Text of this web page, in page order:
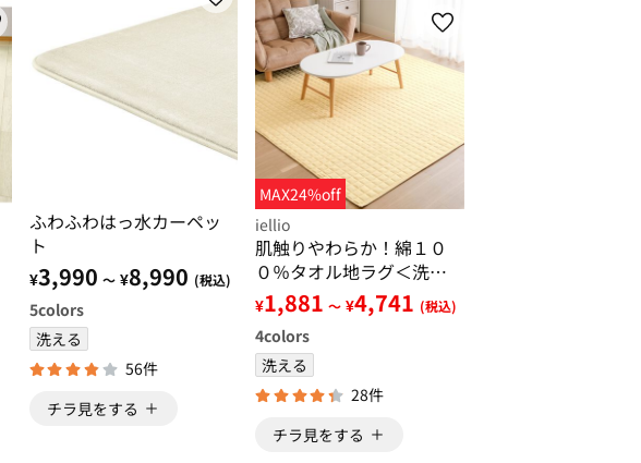
ふわふわはっ水カーペッ
ト
¥3,990 ～ ¥8,990 (税込)
5colors
洗える
56件
チラ見をする
MAX24%off
iellio
肌触りやわらか！綿１０
０％タオル地ラグ＜洗濯
機で洗える・コットン・
カーペット・オールシー
ズン・裏面滑り止め加工
＞
¥1,881 ～ ¥4,741 (税込)
4colors
洗える
28件
チラ見をする